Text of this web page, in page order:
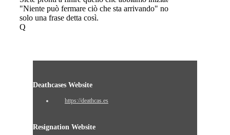
"Niente può fermare ciò che sta arrivando" non è
solo una frase detta così.
Q
Deathcases Website
https://deathcas.es
Resignation Website